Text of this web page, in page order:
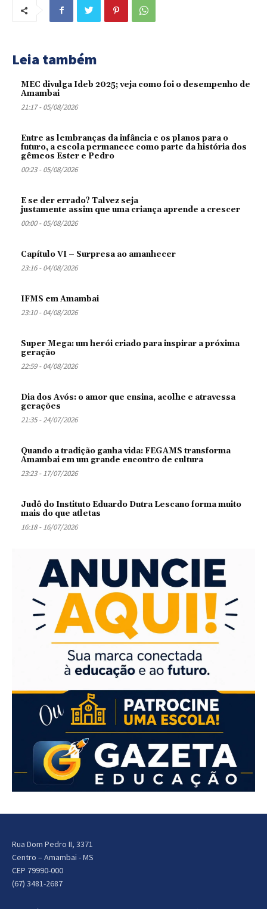
Leia também
MEC divulga Ideb 2025; veja como foi o desempenho de
Amambai
21:17 - 05/08/2026
Entre as lembranças da infância e os planos para o
futuro, a escola permanece como parte da história dos
gêmeos Ester e Pedro
00:23 - 05/08/2026
E se der errado? Talvez seja
justamente assim que uma criança aprende a crescer
00:00 - 05/08/2026
Capítulo VI – Surpresa ao amanhecer
23:16 - 04/08/2026
IFMS em Amambai
23:10 - 04/08/2026
Super Mega: um herói criado para inspirar a próxima
geração
22:59 - 04/08/2026
Dia dos Avós: o amor que ensina, acolhe e atravessa
gerações
21:35 - 24/07/2026
Quando a tradição ganha vida: FEGAMS transforma
Amambai em um grande encontro de cultura
23:23 - 17/07/2026
Judô do Instituto Eduardo Dutra Lescano forma muito
mais do que atletas
16:18 - 16/07/2026
Rua Dom Pedro II, 3371
Centro – Amambai - MS
CEP 79990-000
(67) 3481-2687